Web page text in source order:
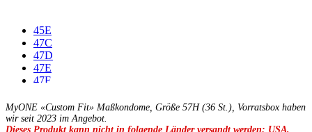
45E
47C
47D
47E
47F
49D
49E
MyONE «Custom Fit» Maßkondome, Größe 57H (36 St.), Vorratsbox haben
wir seit 2023 im Angebot.
Dieses Produkt kann nicht in folgende Länder versandt werden: USA,